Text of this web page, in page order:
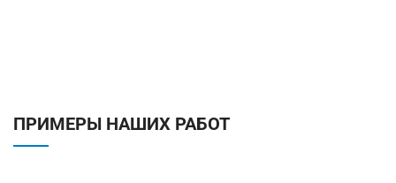
ПРИМЕРЫ НАШИХ РАБОТ